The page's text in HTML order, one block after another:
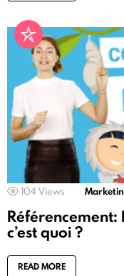
104 Views
Référencement:
c’est quoi ?
READ MORE